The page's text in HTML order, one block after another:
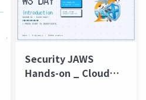
Security JAWS
Hands-on _ Cloud